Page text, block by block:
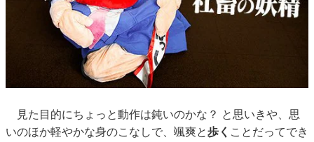
見た目的にちょっと動作は鈍いのかな？ と思いきや、思
いのほか軽やかな身のこなしで、颯爽と歩く ことだってでき